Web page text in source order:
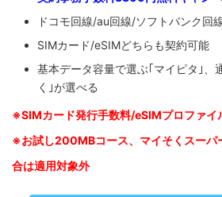
ドコモ回線/au回線/ソフトバンク回
SIMカード/eSIMどちらも契約可能
基本データ容量で選ぶ｢マイピタ｣、
く｣が選べる
※SIMカード発行手数料/eSIMプロファ
※お試し200MBコース、マイそくスーパ
合は適用対象外